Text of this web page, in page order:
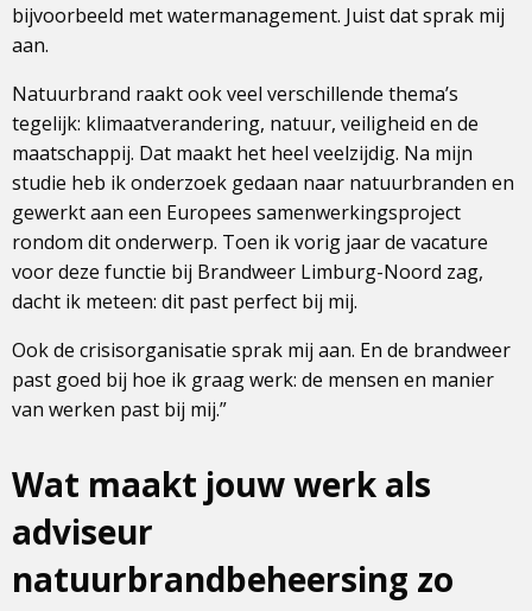
bijvoorbeeld met watermanagement. Juist dat sprak mij
aan.
Natuurbrand raakt ook veel verschillende thema’s
tegelijk: klimaatverandering, natuur, veiligheid en de
maatschappij. Dat maakt het heel veelzijdig. Na mijn
studie heb ik onderzoek gedaan naar natuurbranden en
gewerkt aan een Europees samenwerkingsproject
rondom dit onderwerp. Toen ik vorig jaar de vacature
voor deze functie bij Brandweer Limburg-Noord zag,
dacht ik meteen: dit past perfect bij mij.
Ook de crisisorganisatie sprak mij aan. En de brandweer
past goed bij hoe ik graag werk: de mensen en manier
van werken past bij mij.”
Wat maakt jouw werk als
adviseur
natuurbrandbeheersing zo